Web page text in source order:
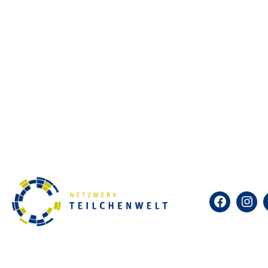
Facebook
Forschen mit echten Daten
Teilchenwelt. Was ist kurz
eigentlich dunkle Materie?
von riesigen
Bei einer Teilchenphysik-
Vortrag, wie man echte
kann. Sie identifizieren
Elektronen und Co. und
erfordert keine Vorkenntnisse